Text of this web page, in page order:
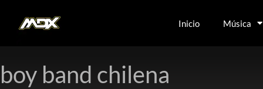
Inicio Música
boy band chilena